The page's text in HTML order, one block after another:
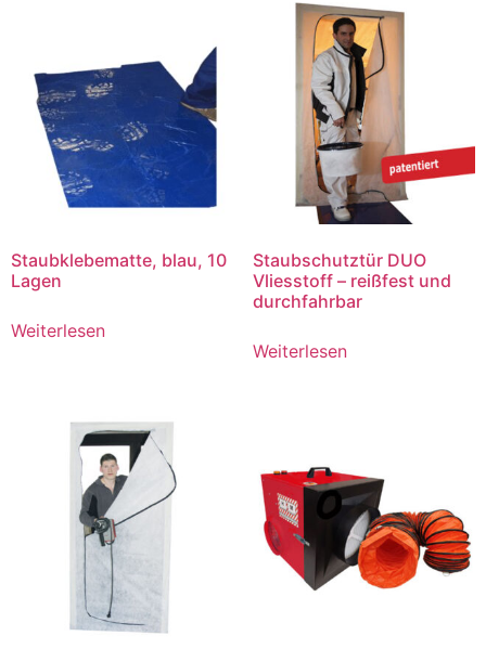
Staubklebematte, blau, 10
Lagen
Weiterlesen
Staubschutztür DUO
Vliesstoff – reißfest und
durchfahrbar
Weiterlesen